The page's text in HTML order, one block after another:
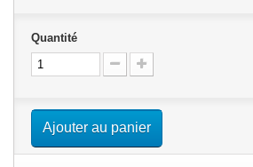
Quantité
Ajouter au panier